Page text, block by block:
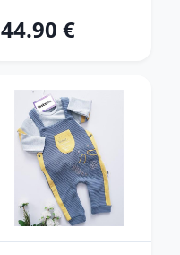
44.90 €